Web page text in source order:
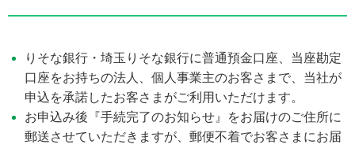
りそな銀行・埼玉りそな銀行に普通預金口座、当座勘定
口座をお持ちの法人、個人事業主のお客さまで、当社が
申込を承諾したお客さまがご利用いただけます。
お申込み後『手続完了のお知らせ』をお届けのご住所に
郵送させていただきますが、郵便不着でお客さまにお届